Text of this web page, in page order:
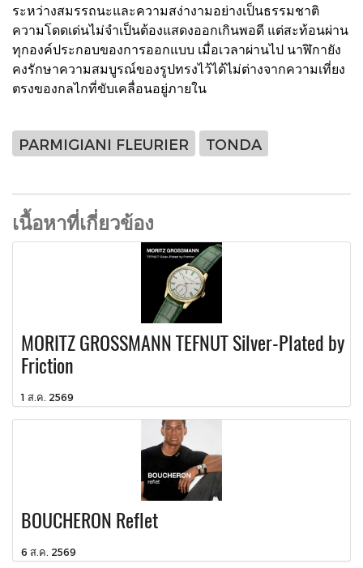
ระหว่างสมรรถนะและความสง่างามอย่างเป็นธรรมชาติ
ความโดดเด่นไม่จำเป็นต้องแสดงออกเกินพอดี แต่สะท้อนผ่าน
ทุกองค์ประกอบของการออกแบบ เมื่อเวลาผ่านไป นาฬิกายัง
คงรักษาความสมบูรณ์ของรูปทรงไว้ได้ไม่ต่างจากความเที่ยง
ตรงของกลไกที่ขับเคลื่อนอยู่ภายใน
PARMIGIANI FLEURIER TONDA
เนื้อหาที่เกี่ยวข้อง
MORITZ GROSSMANN TEFNUT Silver-Plated by
Friction
1 ส.ค. 2569
BOUCHERON Reflet
6 ส.ค. 2569